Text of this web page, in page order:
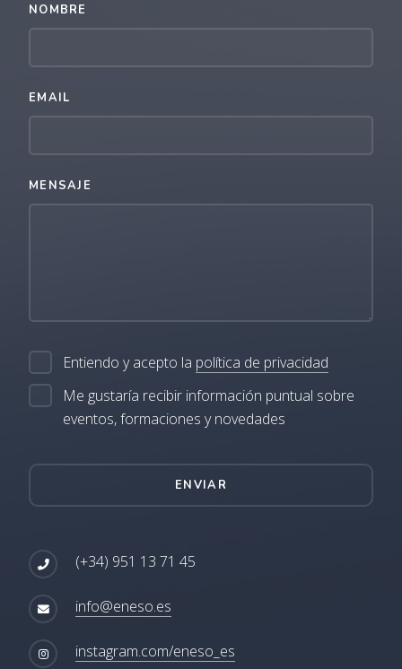
NOMBRE
EMAIL
MENSAJE
Entiendo y acepto la política de privacidad
Me gustaría recibir información puntual sobre
eventos, formaciones y novedades
ENVIAR
(+34) 951 13 71 45
info@eneso.es
instagram.com/eneso_es